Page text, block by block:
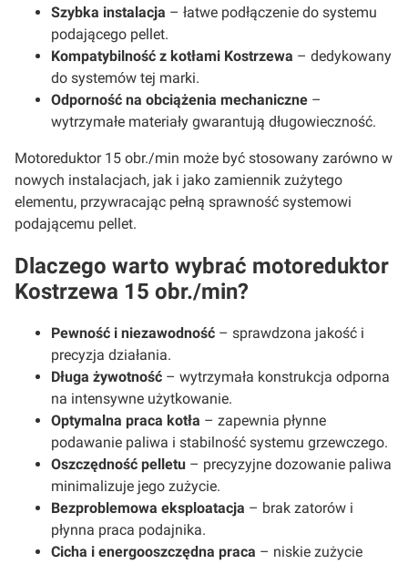
Szybka instalacja – łatwe podłączenie do systemu
podającego pellet.
Kompatybilność z kotłami Kostrzewa – dedykowany
do systemów tej marki.
Odporność na obciążenia mechaniczne –
wytrzymałe materiały gwarantują długowieczność.
Motoreduktor 15 obr./min może być stosowany zarówno w
nowych instalacjach, jak i jako zamiennik zużytego
elementu, przywracając pełną sprawność systemowi
podającemu pellet.
Dlaczego warto wybrać motoreduktor
Kostrzewa 15 obr./min?
Pewność i niezawodność – sprawdzona jakość i
precyzja działania.
Długa żywotność – wytrzymała konstrukcja odporna
na intensywne użytkowanie.
Optymalna praca kotła – zapewnia płynne
podawanie paliwa i stabilność systemu grzewczego.
Oszczędność pelletu – precyzyjne dozowanie paliwa
minimalizuje jego zużycie.
Bezproblemowa eksploatacja – brak zatorów i
płynna praca podajnika.
Cicha i energooszczędna praca – niskie zużycie